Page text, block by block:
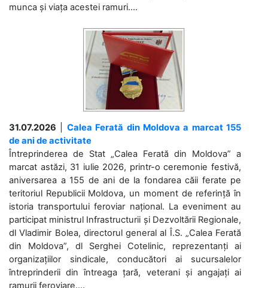
munca și viața acestei ramuri....
31.07.2026
Calea Ferată din Moldova a marcat 155
de ani de activitate
Întreprinderea de Stat „Calea Ferată din Moldova” a
marcat astăzi, 31 iulie 2026, printr-o ceremonie festivă,
aniversarea a 155 de ani de la fondarea căii ferate pe
teritoriul Republicii Moldova, un moment de referință în
istoria transportului feroviar național. La eveniment au
participat ministrul Infrastructurii și Dezvoltării Regionale,
dl Vladimir Bolea, directorul general al Î.S. „Calea Ferată
din Moldova”, dl Serghei Cotelinic, reprezentanți ai
organizațiilor sindicale, conducători ai sucursalelor
întreprinderii din întreaga țară, veterani și angajați ai
ramurii feroviare....